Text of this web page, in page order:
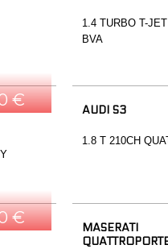
1.4 TURBO T-
BVA
€
AUDI S3
1.8 T 210CH
€
MASERATI